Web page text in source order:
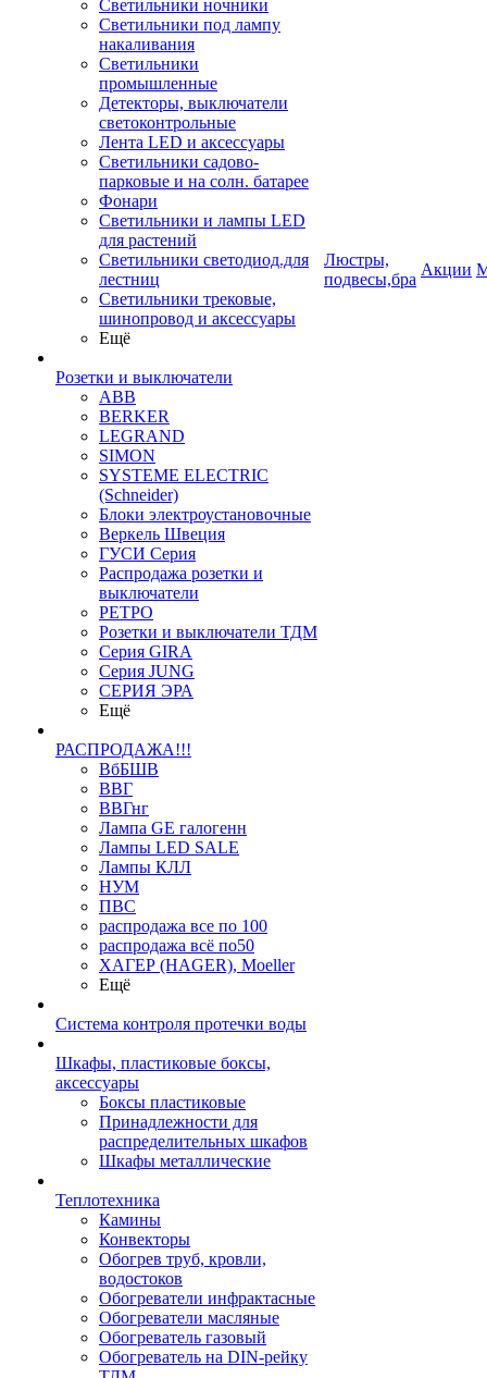
Светильники ночники
Светильники под лампу
накаливания
Светильники
промышленные
Детекторы, выключатели
светоконтрольные
Лента LED и аксессуары
Светильники садово-
парковые и на солн. батарее
Фонари
Светильники и лампы LED
для растений
Светильники светодиод.для
лестниц
Светильники трековые,
шинопровод и аксессуары
Ещё
Розетки и выключатели
ABB
BERKER
LEGRAND
SIMON
SYSTEME ELECTRIC
(Schneider)
Блоки электроустановочные
Веркель Швеция
ГУСИ Серия
Распродажа розетки и
выключатели
РЕТРО
Розетки и выключатели ТДМ
Серия GIRA
Серия JUNG
СЕРИЯ ЭРА
Ещё
РАСПРОДАЖА!!!
ВбБШВ
ВВГ
ВВГнг
Лампа GE галогенн
Лампы LED SALE
Лампы КЛЛ
НУМ
ПВС
распродажа все по 100
распродажа всё по50
ХАГЕР (HAGER), Moeller
Ещё
Система контроля протечки воды
Шкафы, пластиковые боксы,
аксессуары
Боксы пластиковые
Принадлежности для
распределительных шкафов
Шкафы металлические
Теплотехника
Камины
Конвекторы
Обогрев труб, кровли,
водостоков
Обогреватели инфрактасные
Обогреватели масляные
Обогреватель газовый
Обогреватель на DIN-рейку
Люстры,
подвесы,бра
Акции